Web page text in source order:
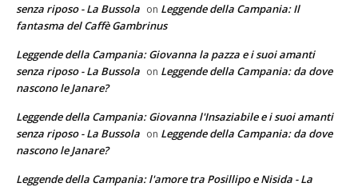
senza riposo - La Bussola on Leggende della Campania: Il
fantasma del Caffè Gambrinus
Leggende della Campania: Giovanna la pazza e i suoi amanti
senza riposo - La Bussola on Leggende della Campania: da dove
nascono le Janare?
Leggende della Campania: Giovanna l'Insaziabile e i suoi amanti
senza riposo - La Bussola on Leggende della Campania: da dove
nascono le Janare?
Leggende della Campania: l'amore tra Posillipo e Nisida - La